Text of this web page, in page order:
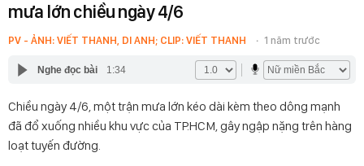
mưa lớn chiều ngày 4/6
PV - ẢNH: VIẾT THANH, DI ANH; CLIP: VIẾT THANH 1 năm trước
Nghe đọc bài 1:34
Chiều ngày 4/6, một trận mưa lớn kéo dài kèm theo dông mạnh
đã đổ xuống nhiều khu vực của TP.HCM, gây ngập nặng trên hàng
loạt tuyến đường.